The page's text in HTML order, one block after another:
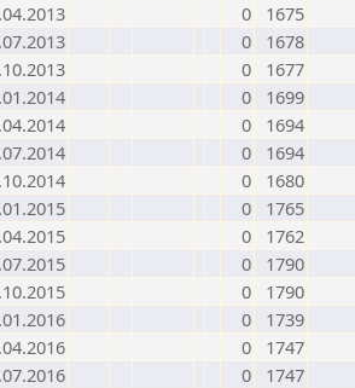
0
1675
0
1678
0
1677
0
1699
0
1694
0
1694
0
1680
0
1765
0
1762
0
1790
0
1790
0
1739
0
1747
0
1747